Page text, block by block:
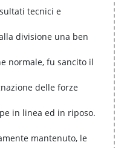
tecnici e
divisione una ben
normale, fu sancito il
delle forze
in linea ed in riposo.
mantenuto, le